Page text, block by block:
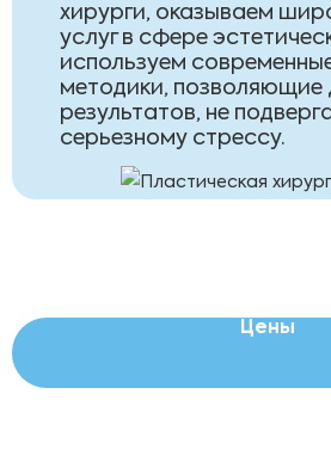
хирурги, оказываем
услуг в сфере
используем
методики, позволяющие
результатов, не
серьезному стрессу.
Цены